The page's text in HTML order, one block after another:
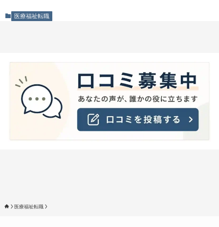
医療福祉転職
医療福祉転職